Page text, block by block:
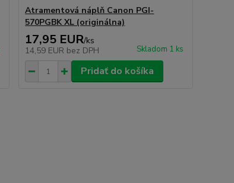
Atramentová náplň Canon PGI-
570PGBK XL (originálna)
17,95 EUR/ks
14,59 EUR bez DPH Skladom 1 ks
Pridať do košíka